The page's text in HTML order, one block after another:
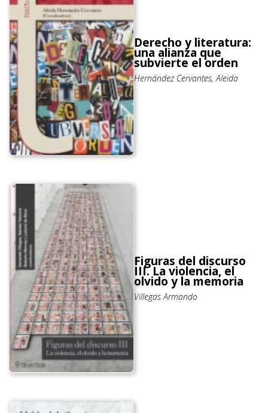
Derecho y literatura:
una alianza que
subvierte el orden
Hernández Cervantes, Aleida
Figuras del discurso
III. La violencia, el
olvido y la memoria
Villegas Armando